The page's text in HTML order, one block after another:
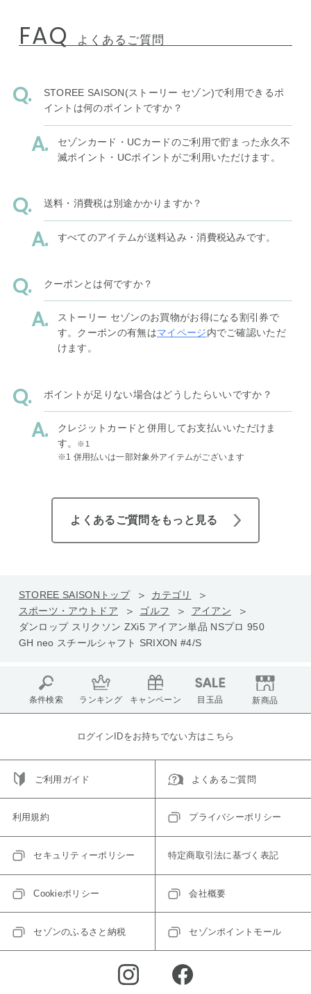
FAQ よくあるご質問
STOREE SAISON(ストーリー セゾン)で利用できるポ
イントは何のポイントですか？
セゾンカード・UCカードのご利用で貯まった永久不
滅ポイント・UCポイントがご利用いただけます。
送料・消費税は別途かかりますか？
すべてのアイテムが送料込み・消費税込みです。
クーポンとは何ですか？
ストーリー セゾンのお買物がお得になる割引券で
す。クーポンの有無はマイページ内でご確認いただ
けます。
ポイントが足りない場合はどうしたらいいですか？
クレジットカードと併用してお支払いいただけま
す。
※1
※1 併用払いは一部対象外アイテムがございます
よくあるご質問をもっと見る
STOREE SAISONトップ
カテゴリ
スポーツ・アウトドア
ゴルフ
アイアン
ダンロップ スリクソン ZXi5 アイアン単品 NSプロ 950
GH neo スチールシャフト SRIXON #4/S
条件検索 ランキング キャンペーン 目玉品 新商品
ログインIDをお持ちでない方はこちら
ご利用ガイド よくあるご質問
利用規約 プライバシーポリシー
セキュリティーポリシー 特定商取引法に基づく表記
Cookieポリシー 会社概要
セゾンのふるさと納税 セゾンポイントモール